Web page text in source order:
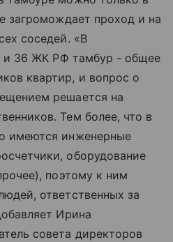
загромождает проход и на
соседей. «В
и 36 ЖК РФ тамбур - общее
квартир, и вопрос о
решается на
Тем более, что в
имеются инженерные
оборудование
поэтому к ним
ответственных за
Ирина
совета директоров